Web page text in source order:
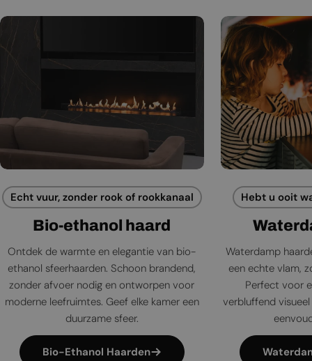
Echt vuur, zonder rook of rookkanaal
Bio-ethanol haard
Ontdek de warmte en elegantie van bio-
ethanol sfeerhaarden. Schoon brandend,
zonder afvoer nodig en ontworpen voor
moderne leefruimtes. Geef elke kamer een
duurzame sfeer.
Bio-Ethanol Haarden
Hebt u ooit
Waterdamp
een echte vlam,
Perfect voor
verbluffend